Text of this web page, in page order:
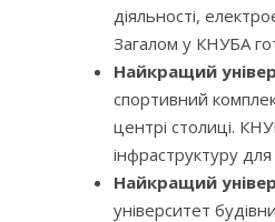
діяльності,
Загалом у КНУБА
Найкращий
спортивний
центрі столиці.
інфраструктуру
Найкращий
університет